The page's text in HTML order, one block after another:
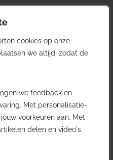
cookies op onze
we altijd, zodat de
we feedback en
Met personalisatie-
voorkeuren aan. Met
delen en video's
sector in uw inbox.
gratis
update